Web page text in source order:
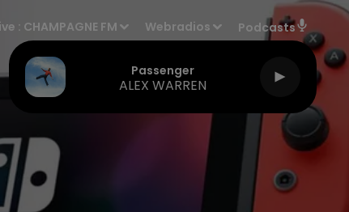
: CHAMPAGNE FM Webradios Podcasts
Passenger
ALEX WARREN